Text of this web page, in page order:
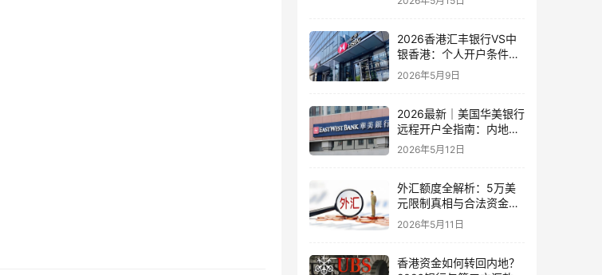
2026香港汇丰银行VS中
银香港：个人开户条件、
费用、下户速度全方位对
比指南
2026年5月9日
2026最新｜美国华美银行
远程开户全指南：内地居
民足不出户办理美股与跨
2026年5月12日
外汇额度全解析：5万美
元限制真相与合法资金出
境通道
2026年5月11日
香港资金如何转回内地？